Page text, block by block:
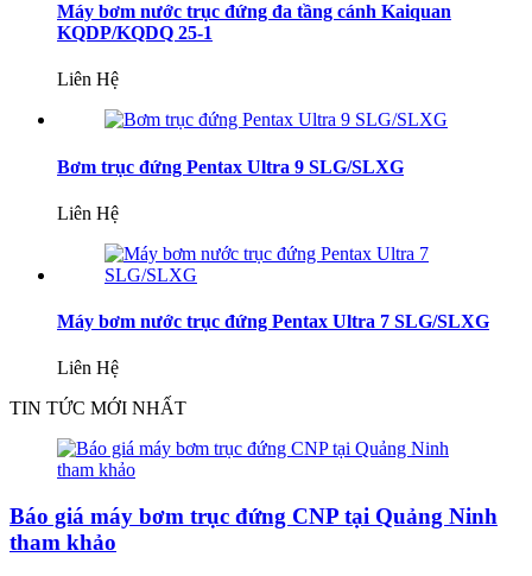
Máy bơm nước trục đứng đa tầng cánh Kaiquan
KQDP/KQDQ 25-1
Liên Hệ
Bơm trục đứng Pentax Ultra 9 SLG/SLXG
Liên Hệ
Máy bơm nước trục đứng Pentax Ultra 7 SLG/SLXG
Liên Hệ
TIN TỨC MỚI NHẤT
Báo giá máy bơm trục đứng CNP tại Quảng Ninh
tham khảo